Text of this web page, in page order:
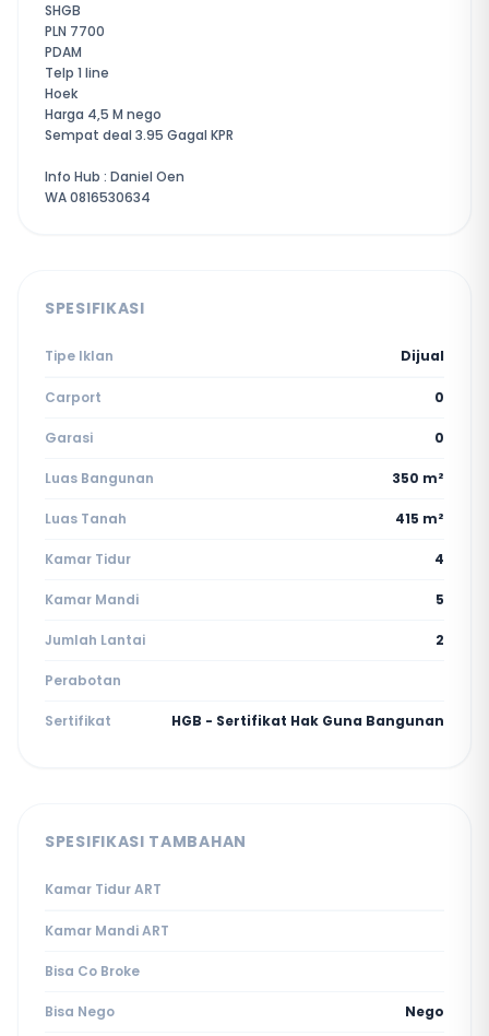
SHGB
PLN 7700
PDAM
Telp 1 line
Hoek
Harga 4,5 M nego
Sempat deal 3.95 Gagal KPR
Info Hub : Daniel Oen
WA 0816530634
SPESIFIKASI
Tipe Iklan Dijual
Carport 0
Garasi 0
Luas Bangunan 350 m²
Luas Tanah 415 m²
Kamar Tidur 4
Kamar Mandi 5
Jumlah Lantai 2
Perabotan
Sertifikat HGB - Sertifikat Hak Guna Bangunan
SPESIFIKASI TAMBAHAN
Kamar Tidur ART
Kamar Mandi ART
Bisa Co Broke
Bisa Nego Nego